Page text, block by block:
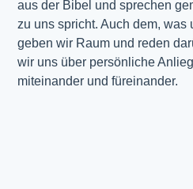
aus der Bibel und sprechen
zu uns spricht. Auch dem, was
geben wir Raum und reden
wir uns über persönliche
miteinander und füreinander.